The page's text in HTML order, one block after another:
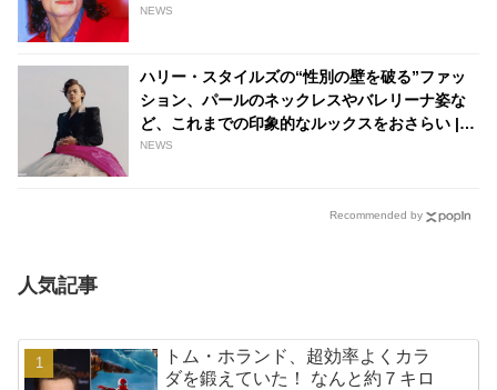
tvgroove
NEWS
ハリー・スタイルズの“性別の壁を破る”ファッ
ション、パールのネックレスやバレリーナ姿な
ど、これまでの印象的なルックスをおさらい |
tvgroove
NEWS
Recommended by
人気記事
トム・ホランド、超効率よくカラ
ダを鍛えていた！ なんと約７キロ